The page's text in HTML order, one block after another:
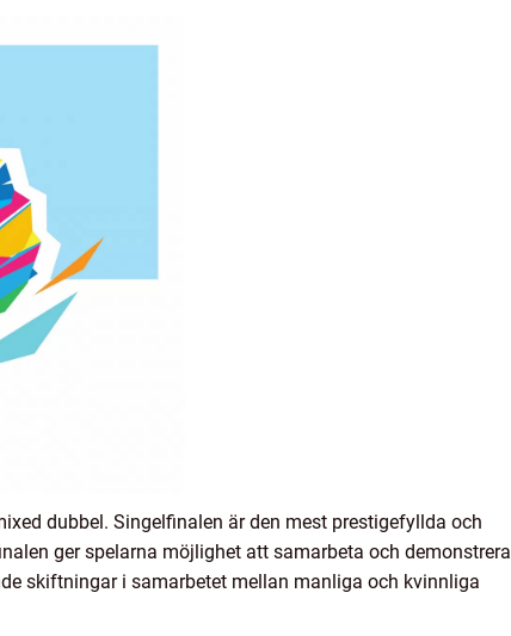
dubbel. Singelfinalen är den mest prestigefyllda och
ger spelarna möjlighet att samarbeta och demonstrera
skiftningar i samarbetet mellan manliga och kvinnliga